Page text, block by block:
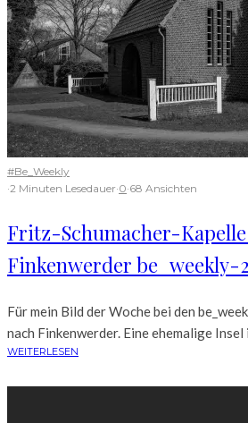
#Be_Weekly
·2 Minuten Lesedauer·0·68 Ansichten
Fritz-Schumacher-
Finkenwerder be_weekly-
Für mein Bild der Woche bei den
nach Finkenwerder. Eine ehemalige Insel
WEITERLESEN